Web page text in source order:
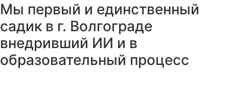
Мы первый и единственный
садик в г. Волгограде
внедривший ИИ и в
образовательный процесс